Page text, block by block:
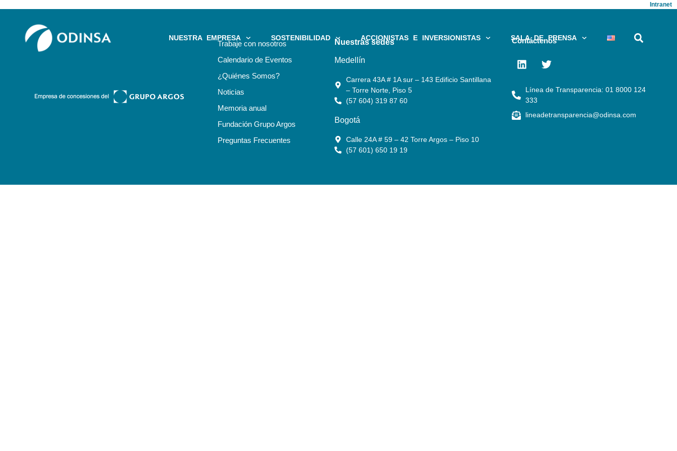
Intranet
NUESTRA EMPRESA SOSTENIBILIDAD ACCIONISTAS E INVERSIONISTAS SALA DE PRENSA
Trabaje con nosotros
Calendario de Eventos
¿Quiénes Somos?
Noticias
Memoria anual
Fundación Grupo Argos
Preguntas Frecuentes
Nuestras sedes
Medellín
Carrera 43A # 1A sur – 143 Edificio Santillana
– Torre Norte, Piso 5
(57 604) 319 87 60
Bogotá
Calle 24A # 59 – 42 Torre Argos – Piso 10
(57 601) 650 19 19
Contáctenos
Línea de Transparencia: 01 8000 124
333
lineadetransparencia@odinsa.com